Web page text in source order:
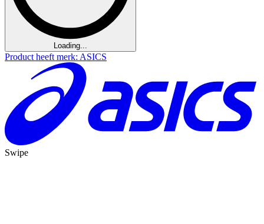
Loading...
Product heeft merk: ASICS
Swipe